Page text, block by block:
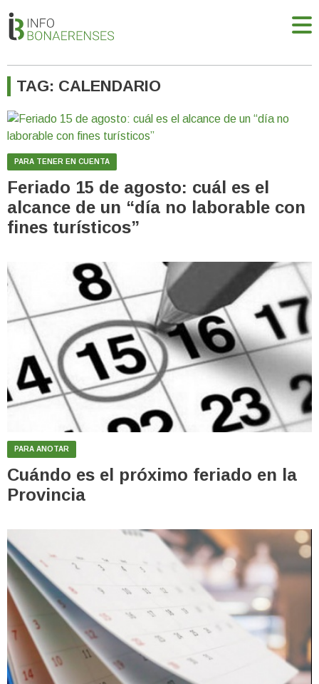
TAG: CALENDARIO
PARA TENER EN CUENTA
Feriado 15 de agosto: cuál es el
alcance de un “día no laborable con
fines turísticos”
PARA ANOTAR
Cuándo es el próximo feriado en la
Provincia